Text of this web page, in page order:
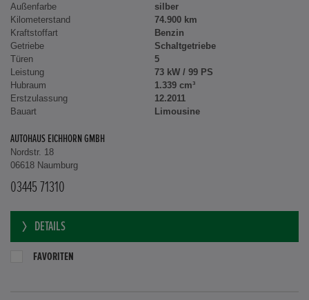
Außenfarbe
silber
Kilometerstand
74.900 km
Kraftstoffart
Benzin
Getriebe
Schaltgetriebe
Türen
5
Leistung
73 kW / 99 PS
Hubraum
1.339 cm³
Erstzulassung
12.2011
Bauart
Limousine
AUTOHAUS EICHHORN GMBH
Nordstr. 18
06618 Naumburg
03445 71310
DETAILS
FAVORITEN